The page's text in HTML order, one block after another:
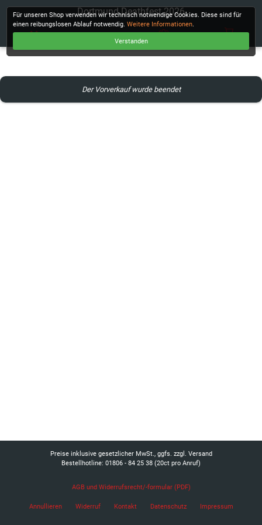
Dortmund Deathfest 2026
Der Vorverkauf wurde beendet
Für unseren Shop verwenden wir technisch notwendige Cookies. Diese sind für
einen reibungslosen Ablauf notwendig.Weitere Informationen.
Verstanden
Preise inklusive gesetzlicher MwSt., ggfs. zzgl. Versand
Bestellhotline: 01806 - 84 25 38 (20ct pro Anruf)
AGB und Widerrufsrecht/-formular (PDF)
Annullieren Widerruf Kontakt Datenschutz Impressum